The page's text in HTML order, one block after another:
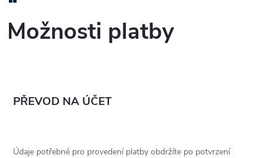
Možnosti platby
PŘEVOD NA ÚČET
Údaje potřebné pro provedení platby obdržíte po potvrzení